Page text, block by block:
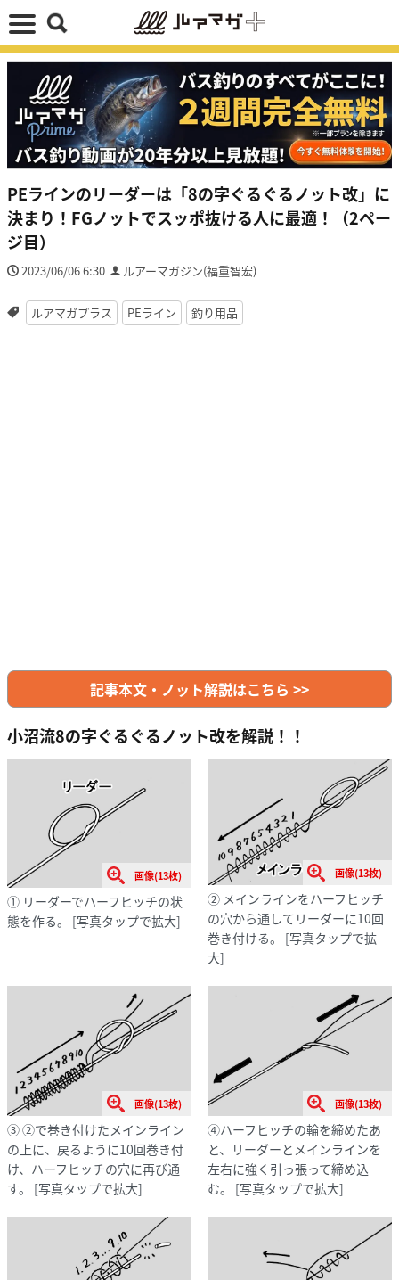
PEラインのリーダーは「8の字ぐるぐるノット改」に
決まり！FGノットでスッポ抜ける人に最適！（2ペー
ジ目）
2023/06/06 6:30 ルアーマガジン(福重智宏)
ルアマガプラス PEライン 釣り用品
記事本文・ノット解説はこちら >>
小沼流8の字ぐるぐるノット改を解説！！
画像(13枚)
① リーダーでハーフヒッチの状
態を作る。
[写真タップで拡大]
画像(13枚)
② メインラインをハーフヒッチ
の穴から通してリーダーに10回
巻き付ける。
[写真タップで拡
大]
画像(13枚)
③ ②で巻き付けたメインライン
の上に、戻るように10回巻き付
け、ハーフヒッチの穴に再び通
す。
[写真タップで拡大]
画像(13枚)
④ハーフヒッチの輪を締めたあ
と、リーダーとメインラインを
左右に強く引っ張って締め込
む。
[写真タップで拡大]